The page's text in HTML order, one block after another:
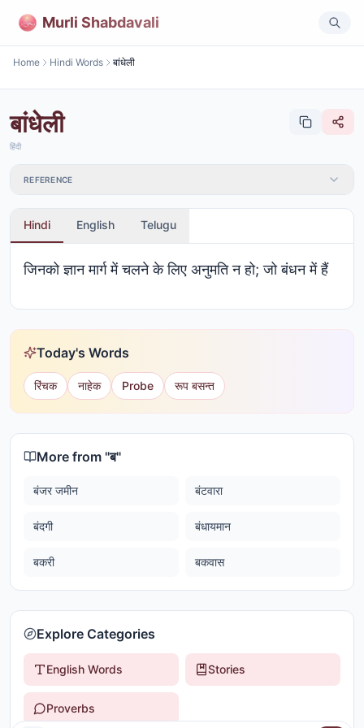
Murli Shabdavali
Home Hindi Words बांधेली
बांधेली
हिंदी
REFERENCE
Hindi English Telugu
जिनको ज्ञान मार्ग में चलने के लिए अनुमति न हो; जो बंधन में हैं
Today's Words
रिंचक नाहेक Probe रूप बसन्त
More from "ब"
बंजर जमीन बंटवारा
बंदगी बंधायमान
बकरी बकवास
Explore Categories
English Words Stories
Proverbs